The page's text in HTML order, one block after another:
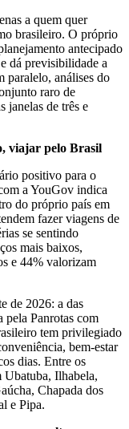
a quem quer
brasileiro. O próprio
antecipado
dá previsibilidade a
paralelo, análises do
raro de
janelas de três e
viajar pelo Brasil
positivo para o
a YouGov indica
do próprio país em
fazer viagens de
se sentindo
mais baixos,
e 44% valorizam
de 2026: a das
pela Panrotas com
tem privilegiado
bem-estar
dias. Entre os
Ubatuba, Ilhabela,
Chapada dos
e Pipa.